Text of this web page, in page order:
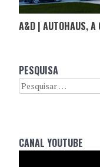
PESQUISA
Search
CANAL YOUTUBE